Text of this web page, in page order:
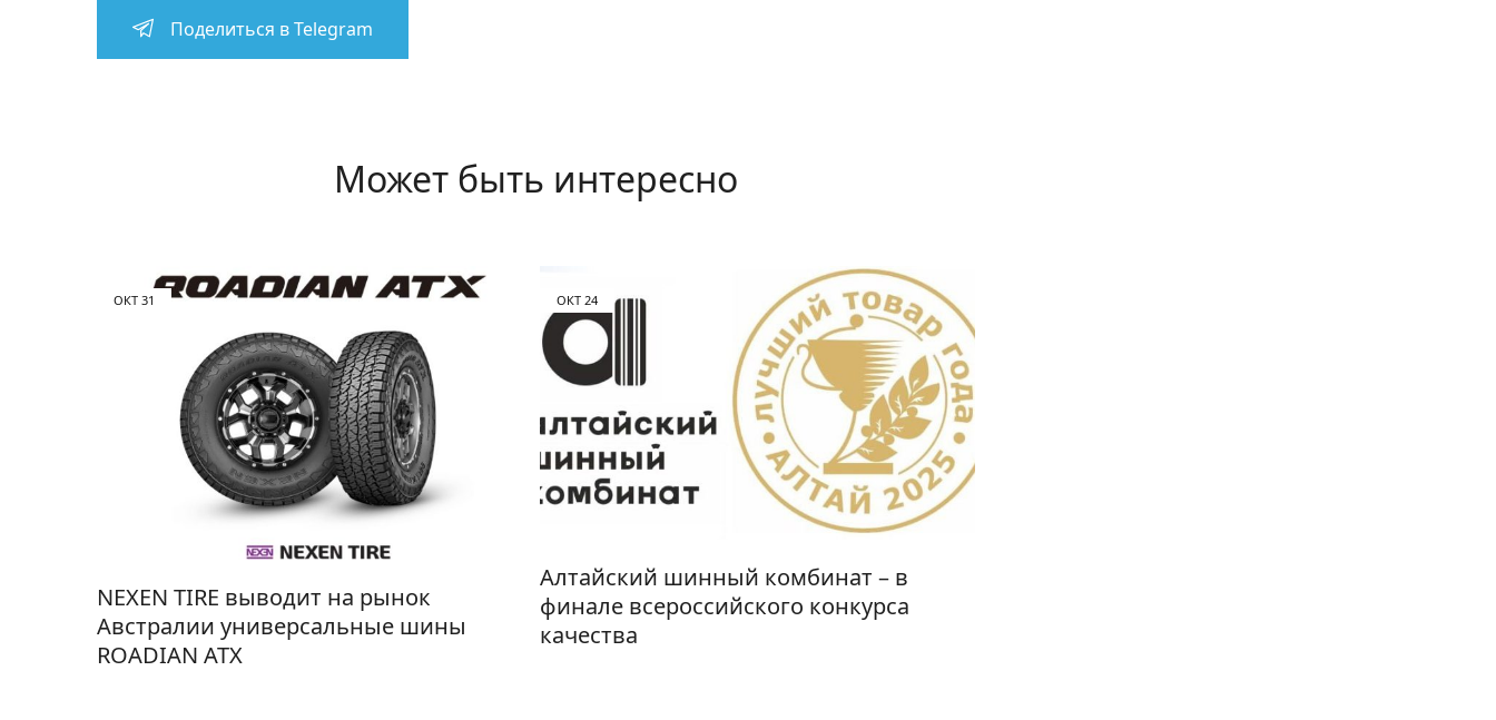
Поделиться в Telegram
Может быть интересно
ОКТ 31
NEXEN TIRE выводит на рынок
Австралии универсальные шины
ROADIAN ATX
ОКТ 24
Алтайский шинный комбинат – в
финале всероссийского конкурса
качества